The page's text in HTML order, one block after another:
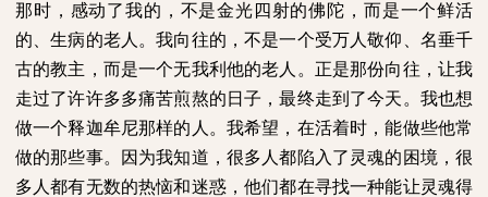
那时，感动了我的，不是金光四射的佛陀，而是一个鲜活
的、生病的老人。我向往的，不是一个受万人敬仰、名垂千
古的教主，而是一个无我利他的老人。正是那份向往，让我
走过了许许多多痛苦煎熬的日子，最终走到了今天。我也想
做一个释迦牟尼那样的人。我希望，在活着时，能做些他常
做的那些事。因为我知道，很多人都陷入了灵魂的困境，很
多人都有无数的热恼和迷惑，他们都在寻找一种能让灵魂得